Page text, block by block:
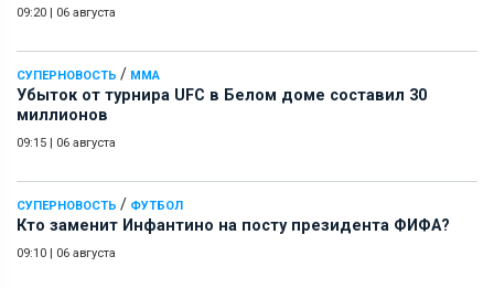
09:20 | 06 августа
СУПЕРНОВОСТЬ / ММА
Убыток от турнира UFC в Белом доме составил 30
миллионов
09:15 | 06 августа
СУПЕРНОВОСТЬ / ФУТБОЛ
Кто заменит Инфантино на посту президента ФИФА?
09:10 | 06 августа